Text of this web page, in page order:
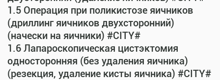
1.5 Операция при поликистозе яичников
(дриллинг яичников двухсторонний)
(начески на яичники) #CITY#
1.6 Лапароскопическая цистэктомия
односторонняя (без удаления яичника)
(резекция, удаление кисты яичника) #CITY#